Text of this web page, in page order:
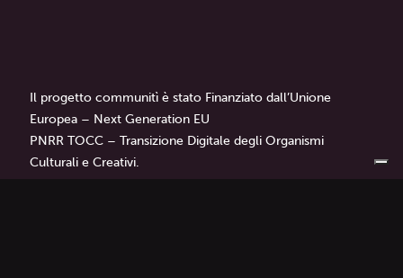
Il progetto communitì è stato Finanziato dall’Unione
Europea – Next Generation EU
PNRR TOCC – Transizione Digitale degli Organismi
Culturali e Creativi.